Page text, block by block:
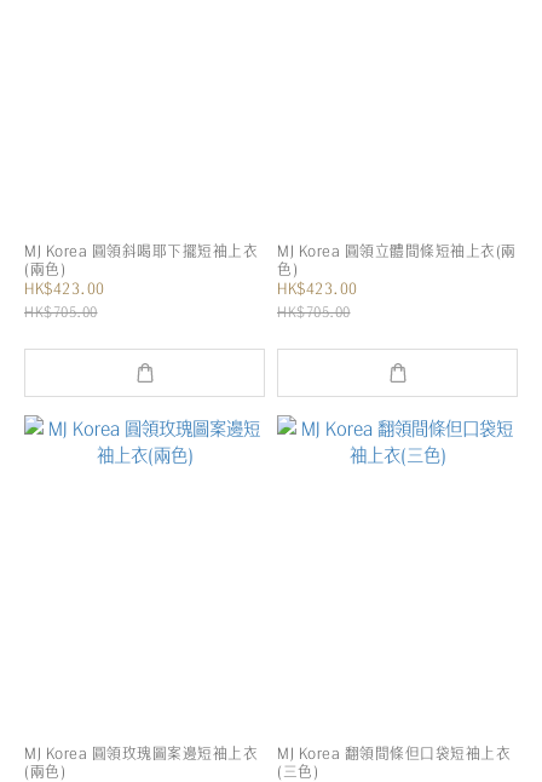
MJ Korea 圓領斜喝耶下擺短袖上衣
(兩色)
HK$423.00
HK$705.00
MJ Korea 圓領立體間條短袖上衣(兩
色)
HK$423.00
HK$705.00
MJ Korea 圓領玫瑰圖案邊短袖上衣
(兩色)
MJ Korea 翻領間條但口袋短袖上衣
(三色)